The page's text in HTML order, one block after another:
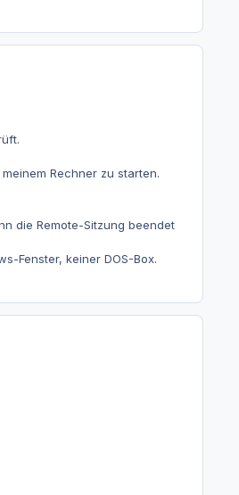
Rechner zu starten.
die Remote-Sitzung beendet
Fenster, keiner DOS-Box.